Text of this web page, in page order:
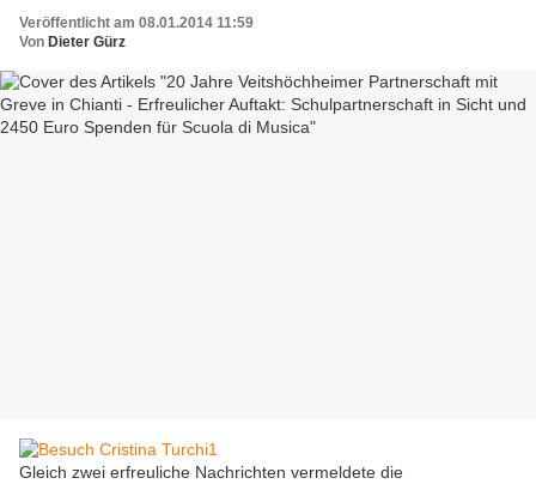
Spenden für Scuola di Musica
Veröffentlicht am 08.01.2014 11:59
Von Dieter Gürz
Gleich zwei erfreuliche Nachrichten vermeldete die